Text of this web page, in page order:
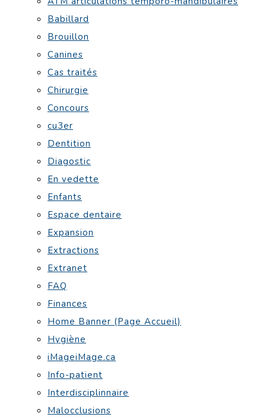
Babillard
Brouillon
Canines
Cas traités
Chirurgie
Concours
cu3er
Dentition
Diagostic
En vedette
Enfants
Espace dentaire
Expansion
Extractions
Extranet
FAQ
Finances
Home Banner (Page Accueil)
Hygiène
iMageiMage.ca
Info-patient
Interdisciplinnaire
Malocclusions